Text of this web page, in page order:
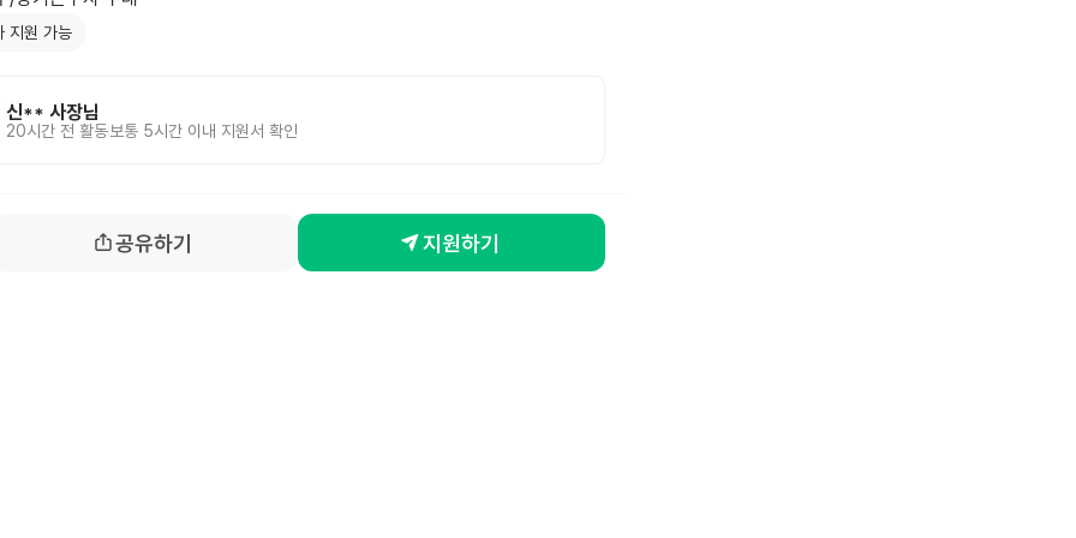
지원 가능
신** 사장님
20시간 전 활동 보통 5시간 이내 지원서 확인
공유하기 지원하기